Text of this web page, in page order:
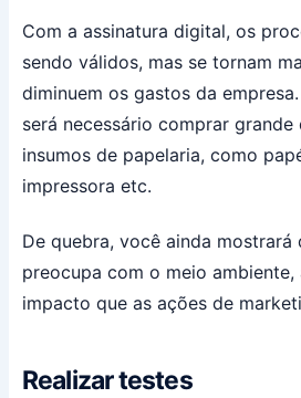
Com a assinatura digital, os
sendo válidos, mas se tornam
diminuem os gastos da
será necessário comprar grande
insumos de papelaria, como
impressora etc.
De quebra, você ainda mostrará
preocupa com o meio ambiente,
impacto que as ações de
Realizar testes